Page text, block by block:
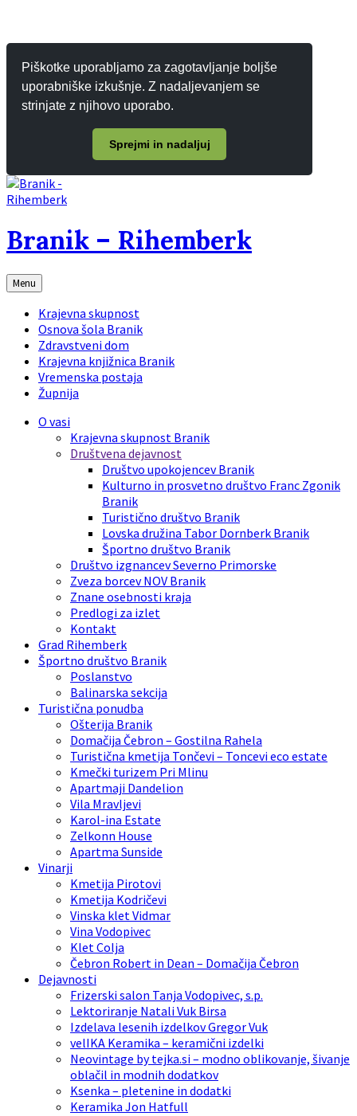
Piškotke uporabljamo za zagotavljanje boljše
uporabniške izkušnje. Z nadaljevanjem se
strinjate z njihovo uporabo.
Sprejmi in nadaljuj
Branik – Rihemberk
Menu
Krajevna skupnost
Osnova šola Branik
Zdravstveni dom
Krajevna knjižnica Branik
Vremenska postaja
Župnija
O vasi
Krajevna skupnost Branik
Društvena dejavnost
Društvo upokojencev Branik
Kulturno in prosvetno društvo Franc Zgonik
Branik
Turistično društvo Branik
Lovska družina Tabor Dornberk Branik
Športno društvo Branik
Društvo izgnancev Severno Primorske
Zveza borcev NOV Branik
Znane osebnosti kraja
Predlogi za izlet
Kontakt
Grad Rihemberk
Športno društvo Branik
Poslanstvo
Balinarska sekcija
Turistična ponudba
Ošterija Branik
Domačija Čebron – Gostilna Rahela
Turistična kmetija Tončevi – Toncevi eco estate
Kmečki turizem Pri Mlinu
Apartmaji Dandelion
Vila Mravljevi
Karol-ina Estate
Zelkonn House
Apartma Sunside
Vinarji
Kmetija Pirotovi
Kmetija Kodričevi
Vinska klet Vidmar
Vina Vodopivec
Klet Colja
Čebron Robert in Dean – Domačija Čebron
Dejavnosti
Frizerski salon Tanja Vodopivec, s.p.
Lektoriranje Natali Vuk Birsa
Izdelava lesenih izdelkov Gregor Vuk
velIKA Keramika – keramični izdelki
Neovintage by tejka.si – modno oblikovanje, šivanje
oblačil in modnih dodatkov
Ksenka – pletenine in dodatki
Keramika Jon Hatfull